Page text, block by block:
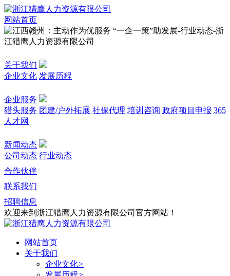
网站首页
关于我们
企业文化 发展历程
企业服务
猎头服务 团建/户外拓展 社保代理 培训咨询 政府项目申报 365
人才网
新闻动态
公司动态 行业动态
合作伙伴
联系我们
招聘信息
欢迎来到浙江猎鹰人力资源有限公司官方网站！
网站首页
关于我们
企业文化>